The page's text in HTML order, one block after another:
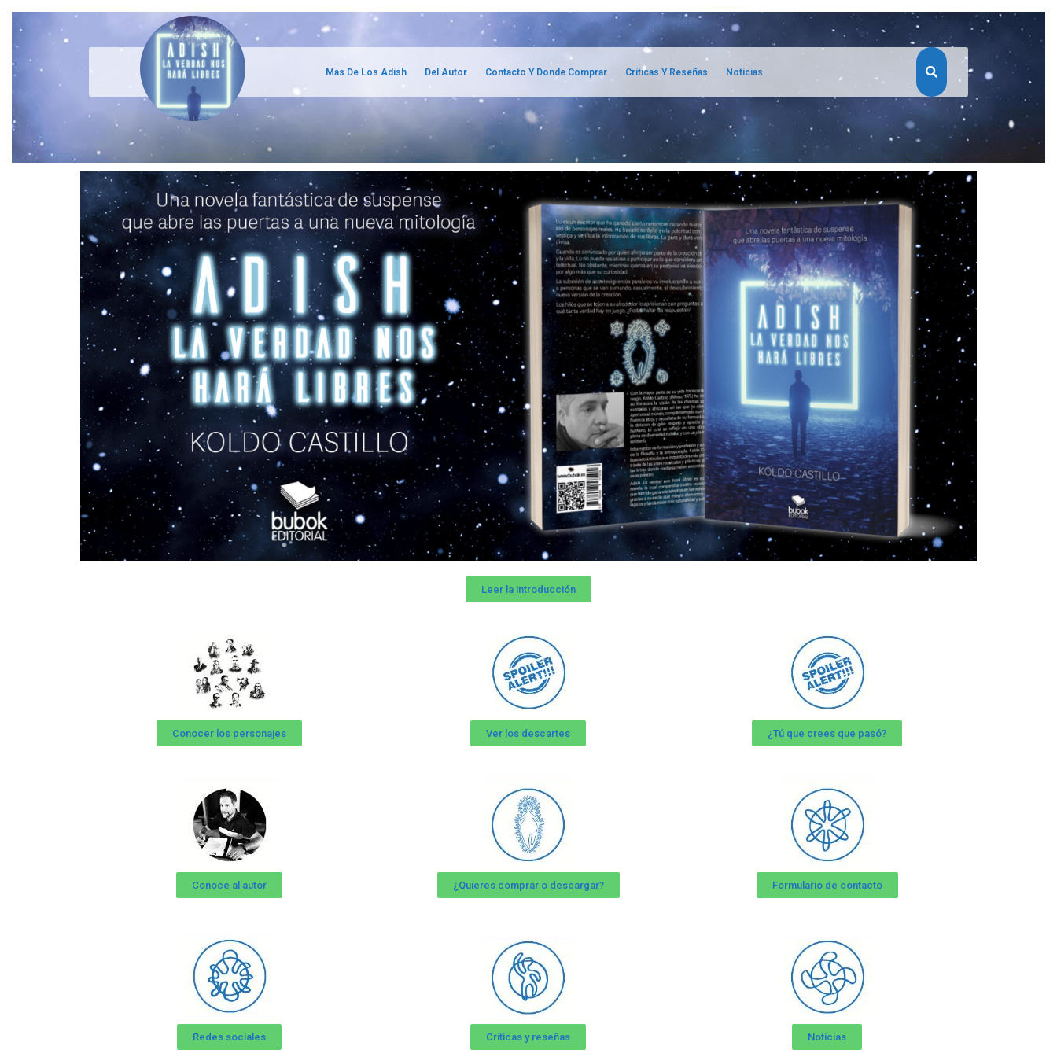
Más De Los Adish Del Autor Contacto Y Donde Comprar Críticas Y Reseñas Noticias
Leer la introducción
Conocer los personajes Ver los descartes ¿Tú que crees que pasó?
Conoce al autor ¿Quieres comprar o descargar? Formulario de contacto
Redes sociales Críticas y reseñas Noticias